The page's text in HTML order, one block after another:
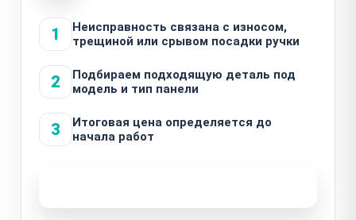
1
Неисправность связана с износом,
трещиной или срывом посадки ручки
2
Подбираем подходящую деталь под
модель и тип панели
3
Итоговая цена определяется до
начала работ